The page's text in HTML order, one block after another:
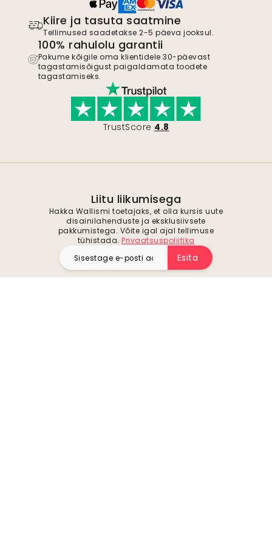
Kiire ja tasuta saatmine
Tellimused saadetakse 2-5 päeva jooksul.
100% rahulolu garantii
Pakume kõigile oma klientidele 30-päevast
tagastamisõigust paigaldamata toodete
tagastamiseks.
TrustScore 4.8
Liitu liikumisega
Hakka Wallismi toetajaks, et olla kursis uute
disainilahenduste ja eksklusiivsete
pakkumistega. Võite igal ajal tellimuse
tühistada. Privaatsuspoliitika
Esita